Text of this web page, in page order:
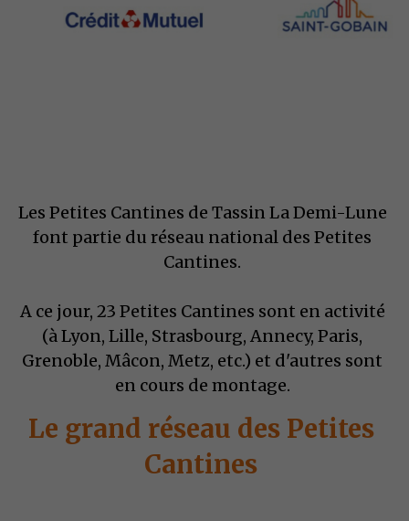
Les Petites Cantines de Tassin La Demi-Lune
font partie du réseau national des Petites
Cantines.
A ce jour, 23 Petites Cantines sont en activité
(à Lyon, Lille, Strasbourg, Annecy, Paris,
Grenoble, Mâcon, Metz, etc.) et d'autres sont
en cours de montage.
Le grand réseau des Petites
Cantines